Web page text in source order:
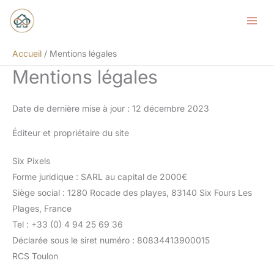
Accueil
Mentions légales
Mentions légales
Date de dernière mise à jour : 12 décembre 2023
Éditeur et propriétaire du site
Six Pixels
Forme juridique : SARL au capital de 2000€
Siège social : 1280 Rocade des playes, 83140 Six Fours Les
Plages, France
Tel : +33 (0) 4 94 25 69 36
Déclarée sous le siret numéro : 80834413900015
RCS Toulon